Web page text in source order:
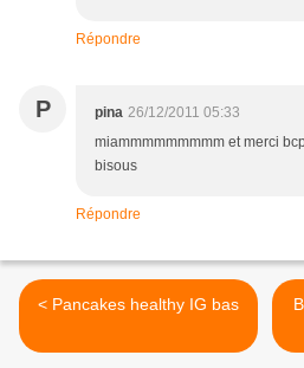
Répondre
P pina 26/12/2011 05:33
miammmmmmmmm et merci
bisous
Répondre
< Pancakes healthy IG bas